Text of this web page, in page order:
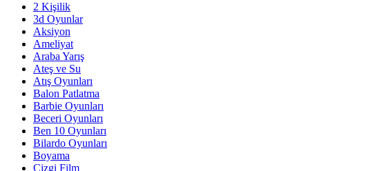
2 Kişilik
3d Oyunlar
Aksiyon
Ameliyat
Araba Yarış
Ateş ve Su
Atış Oyunları
Balon Patlatma
Barbie Oyunları
Beceri Oyunları
Ben 10 Oyunları
Bilardo Oyunları
Boyama
Çizgi Film